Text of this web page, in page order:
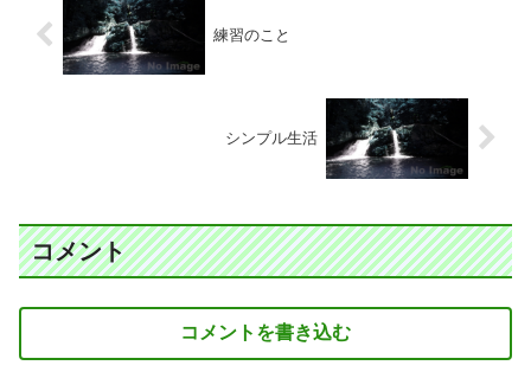
練習のこと
シンプル生活
コメント
コメントを書き込む